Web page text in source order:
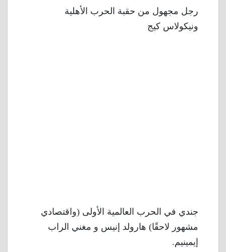
رجل مجهول من حقبة الحرب الأهلية
ونيكولاس كيج
جندي في الحرب العالمية الأولى (واقتصادي
مشهور لاحقًا) هارولد إنيس و مغني الراب
إيمينيم.